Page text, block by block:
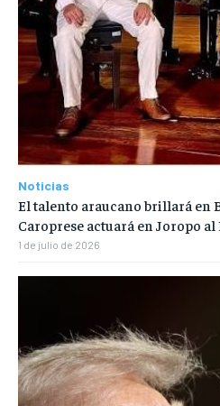
Noticias
El talento araucano brillará en
Caroprese actuará en Joropo al
1 de julio de 2026